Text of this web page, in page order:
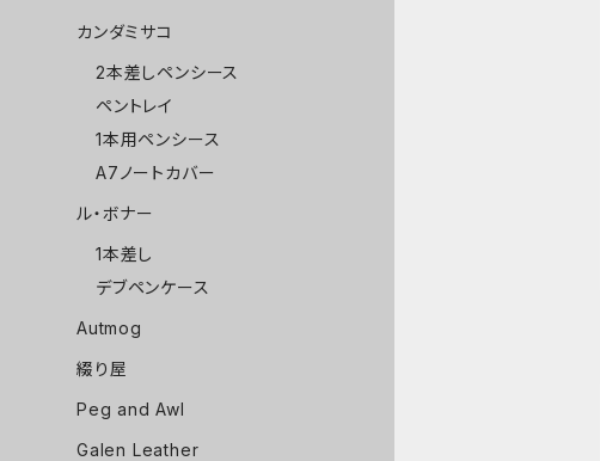
カンダミサコ
2本差しペンシース
ペントレイ
1本用ペンシース
A7ノートカバー
ル・ボナー
1本差し
デブペンケース
Autmog
綴り屋
Peg and Awl
Galen Leather